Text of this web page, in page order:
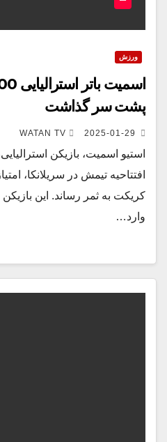
ورزش
پشت سر گذاشت
2025-01-29
WATAN TV
استیو اسمیت، بازیکن
وارد…